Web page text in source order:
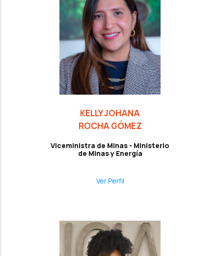
KELLY JOHANA
ROCHA GÓMEZ
Viceministra de Minas - Ministerio
de Minas y Energía
Ver Perfil